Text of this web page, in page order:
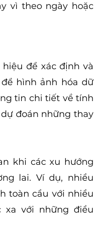
vì theo ngày hoặc
để xác định và
hình ảnh hóa dữ
tin chi tiết về tính
đoán những thay
khi các xu hướng
lai. Ví dụ, nhiều
toàn cầu với nhiều
xa với những điều